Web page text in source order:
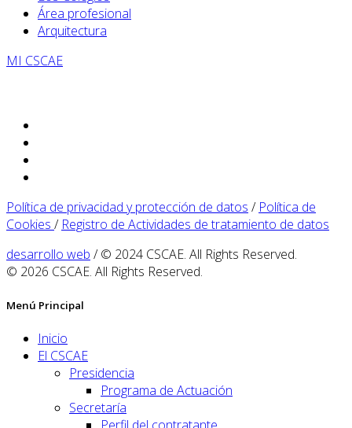
Área profesional
Arquitectura
MI CSCAE
Política de privacidad y protección de datos / Política de
Cookies / Registro de Actividades de tratamiento de datos
desarrollo web / © 2024 CSCAE. All Rights Reserved.
© 2026 CSCAE. All Rights Reserved.
Menú Principal
Inicio
El CSCAE
Presidencia
Programa de Actuación
Secretaría